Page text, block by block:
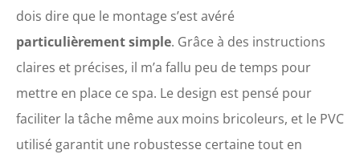
dois dire que le montage s’est avéré
particulièrement simple. Grâce à des instructions
claires et précises, il m’a fallu peu de temps pour
mettre en place ce spa. Le design est pensé pour
faciliter la tâche même aux moins bricoleurs, et le PVC
utilisé garantit une robustesse certaine tout en